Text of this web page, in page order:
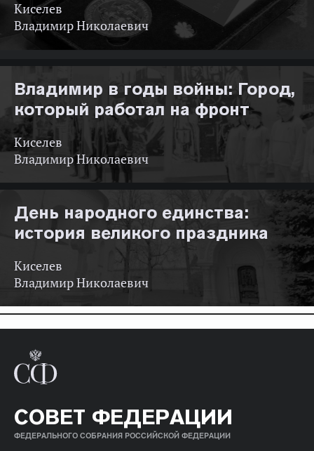
Киселев
Владимир Николаевич
Владимир в годы войны: Город,
который работал на фронт
Киселев
Владимир Николаевич
День народного единства:
история великого праздника
Киселев
Владимир Николаевич
СОВЕТ ФЕДЕРАЦИИ
ФЕДЕРАЛЬНОГО СОБРАНИЯ РОССИЙСКОЙ ФЕДЕРАЦИИ